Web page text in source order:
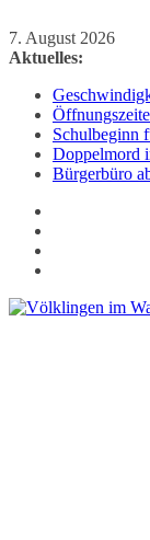
Zum
Inhalt
7. August 2026
Aktuelles:
Schulbeginn
Doppelmord
Bürgerbüro